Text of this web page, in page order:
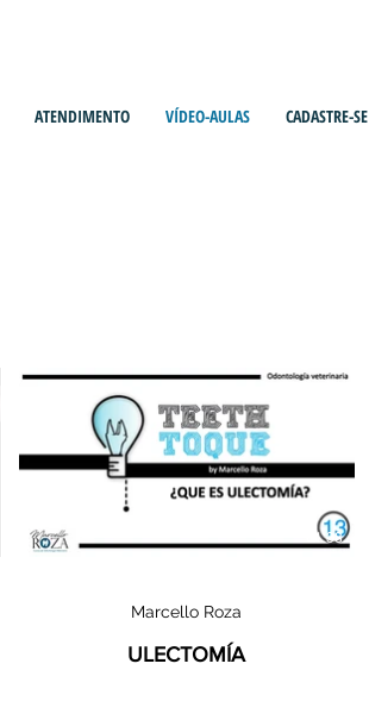
ATENDIMENTO VÍDEO-AULAS CADASTRE-SE
01:38
Marcello Roza
ULECTOMÍA